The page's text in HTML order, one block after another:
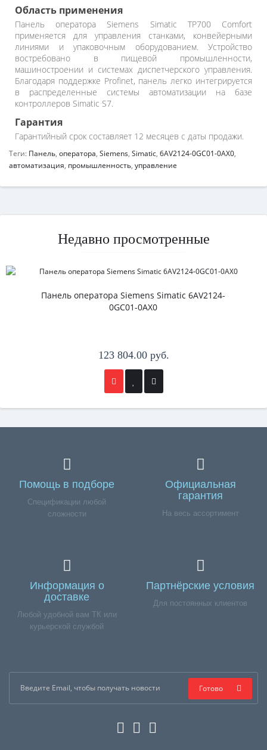
Область применения
Панель оператора Siemens Simatic TP700 Comfort
применяется для управления станками, конвейерными
линиями и упаковочным оборудованием. Устройство
востребовано в пищевой промышленности,
машиностроении и системах диспетчерского управления.
Благодаря поддержке Profinet, панель легко интегрируется
в распределенные системы автоматизации на базе
контроллеров Simatic S7.
Гарантия
Гарантийный срок составляет 12 месяцев с даты продажи.
Теги: Панель, оператора, Siemens, Simatic, 6AV2124-0GC01-0AX0,
автоматизация, промышленность, управление
Недавно просмотренные
Панель оператора Siemens Simatic 6AV2124-
0GC01-0AX0
123 804.00 руб.
Помощь в подборе
Спецификации любой
сложности
Официальная
гарантия
На весь ассортимент
Информация о
доставке
Любой удобной вам ТК или
курьерской службой
Партнёрские условия
Для постоянных клиентов
Готово